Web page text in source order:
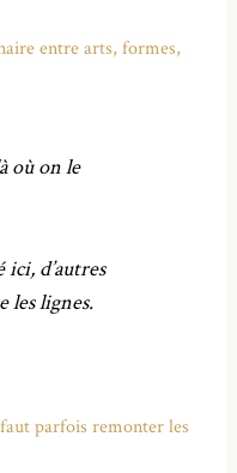
entre arts, formes,
où on le
ici, d’autres
les lignes.
parfois remonter les